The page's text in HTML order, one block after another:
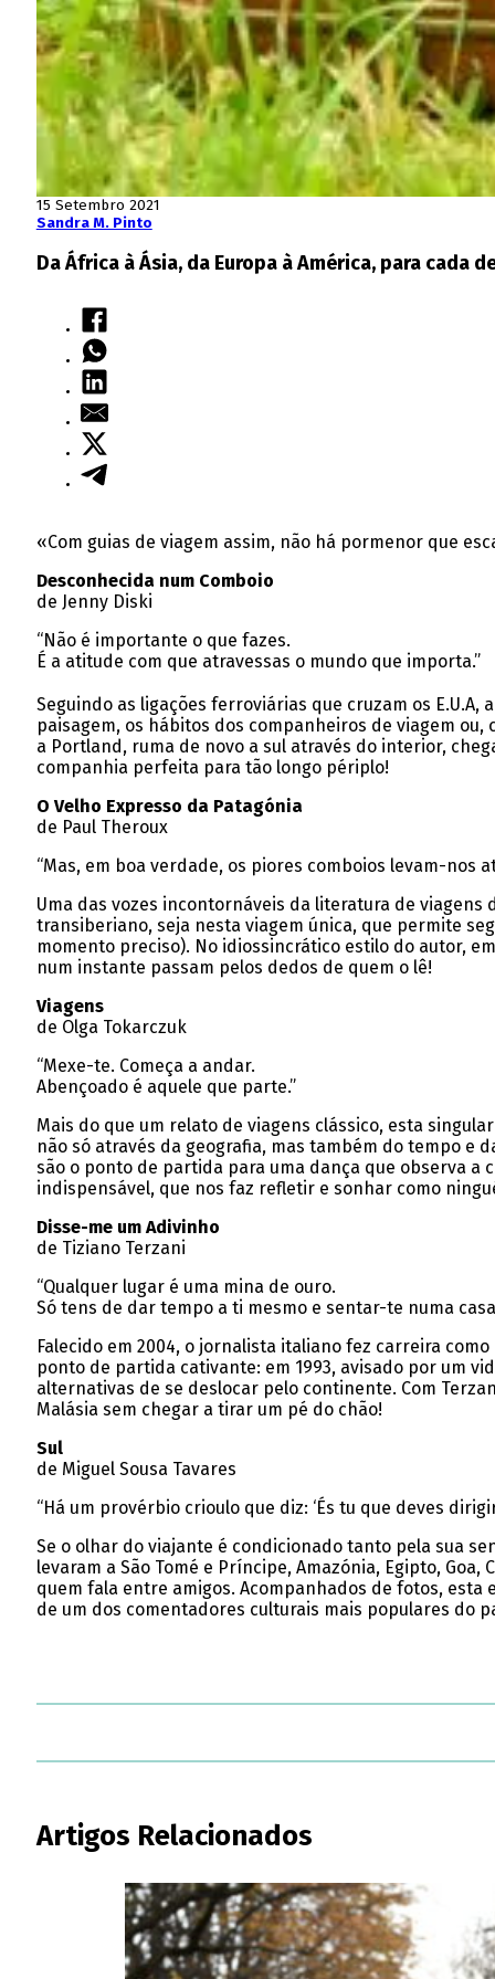
15 Setembro 2021
Sandra M. Pinto
Da África à Ásia, da Europa à América, para
«Com guias de viagem assim, não há pormenor que
Desconhecida num Comboio
de Jenny Diski
“Não é importante o que fazes.
É a atitude com que atravessas o mundo que importa.”
Seguindo as ligações ferroviárias que cruzam os
paisagem, os hábitos dos companheiros de viagem
a Portland, ruma de novo a sul através do interior,
companhia perfeita para tão longo périplo!
O Velho Expresso da Patagónia
de Paul Theroux
“Mas, em boa verdade, os piores comboios levam-nos
Uma das vozes incontornáveis da literatura de
transiberiano, seja nesta viagem única, que permite
momento preciso). No idiossincrático estilo do autor,
num instante passam pelos dedos de quem o lê!
Viagens
de Olga Tokarczuk
“Mexe-te. Começa a andar.
Abençoado é aquele que parte.”
Mais do que um relato de viagens clássico, esta
não só através da geografia, mas também do tempo e
são o ponto de partida para uma dança que observa a
indispensável, que nos faz refletir e sonhar como
Disse-me um Adivinho
de Tiziano Terzani
“Qualquer lugar é uma mina de ouro.
Só tens de dar tempo a ti mesmo e sentar-te numa
Falecido em 2004, o jornalista italiano fez carreira
ponto de partida cativante: em 1993, avisado por um
alternativas de se deslocar pelo continente. Com
Malásia sem chegar a tirar um pé do chão!
Sul
de Miguel Sousa Tavares
“Há um provérbio crioulo que diz: ‘És tu que deves
Se o olhar do viajante é condicionado tanto pela sua
levaram a São Tomé e Príncipe, Amazónia, Egipto,
quem fala entre amigos. Acompanhados de fotos,
de um dos comentadores culturais mais populares do
Artigos Relacionados